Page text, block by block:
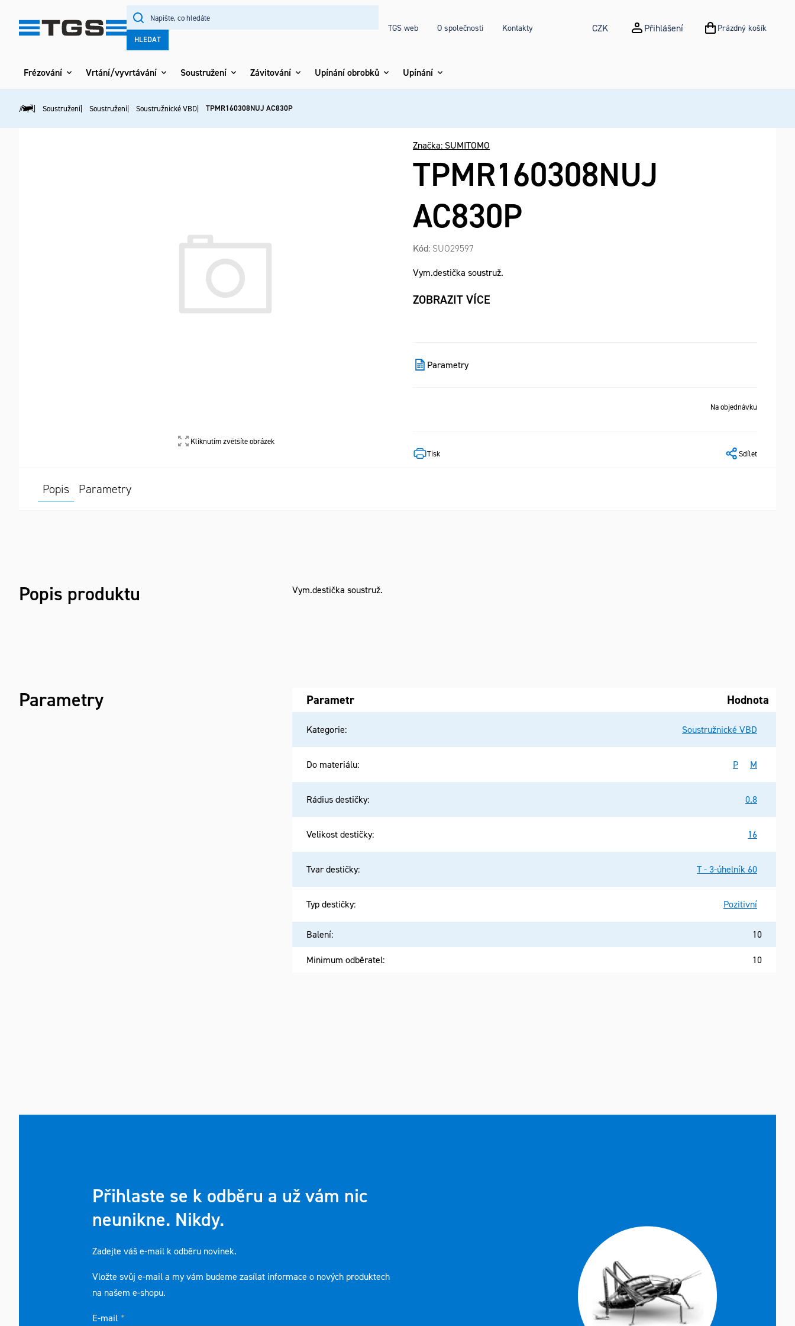
obsah
HLEDAT
TGS web O společnosti Kontakty CZK Přihlášení NÁKUPNÍ KOŠÍK
Prázdný košík
Frézování Vrtání/vyvrtávání Soustružení Závitování Upínání obrobků Upínání
Domů Soustružení Soustružení Soustružnické VBD TPMR160308NUJ AC830P
Kliknutím zvětšíte obrázek
TPMR160308NUJ
AC830P
Značka: SUMITOMO
Kód: SUO29597
Vym.destička soustruž.
ZOBRAZIT VÍCE
Tisk Sdílet
Na objednávku
Parametry
Popis Parametry
Popis produktu Vym.destička soustruž.
Parametry Parametr Hodnota
Kategorie: Soustružnické VBD
Do materiálu: P M
Rádius destičky: 0.8
Velikost destičky: 16
Tvar destičky: T - 3-úhelník 60
Typ destičky: Pozitivní
Balení: 10
Minimum odběratel: 10
Přihlaste se k odběru a už vám nic
neunikne. Nikdy.
Zadejte váš e-mail k odběru novinek.
Vložte svůj e-mail a my vám budeme zasílat informace o nových produktech
na našem e-shopu.
E-mail